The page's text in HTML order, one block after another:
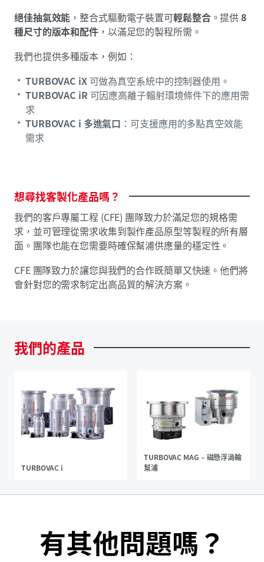
絕佳抽氣效能 ，整合式驅動電子裝置可輕鬆整合。提供8
種尺寸的版本和配件，以滿足您的製程所需。
我們也提供多種版本，例如：
TURBOVAC iX 可做為真空系統中的控制器使用。
TURBOVAC iR 可因應高離子輻射環境條件下的應用需
求
TURBOVAC i 多進氣口 ：可支援應用的多點真空效能
需求
想尋找客製化產品嗎？
我們的客戶專屬工程 (CFE) 團隊致力於滿足您的規格需
求，並可管理從需求收集到製作產品原型等製程的所有層
面。團隊也能在您需要時確保幫浦供應量的穩定性。
CFE 團隊致力於讓您與我們的合作既簡單又快速。他們將
會針對您的需求制定出高品質的解決方案。
我們的產品
TURBOVAC i
TURBOVAC MAG – 磁懸浮渦輪
幫浦
有其他問題嗎？